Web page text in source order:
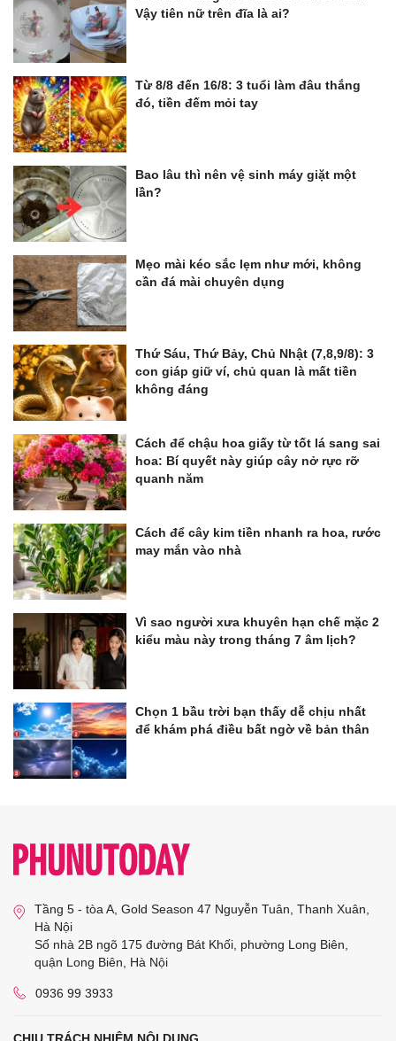
Vậy tiên nữ trên đĩa là ai?
Từ 8/8 đến 16/8: 3 tuổi làm đâu thắng
đó, tiền đếm mỏi tay
Bao lâu thì nên vệ sinh máy giặt một
lần?
Mẹo mài kéo sắc lẹm như mới, không
cần đá mài chuyên dụng
Thứ Sáu, Thứ Bảy, Chủ Nhật (7,8,9/8): 3
con giáp giữ ví, chủ quan là mất tiền
không đáng
Cách để chậu hoa giấy từ tốt lá sang sai
hoa: Bí quyết này giúp cây nở rực rỡ
quanh năm
Cách để cây kim tiền nhanh ra hoa, rước
may mắn vào nhà
Vì sao người xưa khuyên hạn chế mặc 2
kiểu màu này trong tháng 7 âm lịch?
Chọn 1 bầu trời bạn thấy dễ chịu nhất
để khám phá điều bất ngờ về bản thân
Tầng 5 - tòa A, Gold Season 47 Nguyễn Tuân, Thanh Xuân,
Hà Nội
Số nhà 2B ngõ 175 đường Bát Khối, phường Long Biên,
quận Long Biên, Hà Nội
0936 99 3933
CHỊU TRÁCH NHIỆM NỘI DUNG